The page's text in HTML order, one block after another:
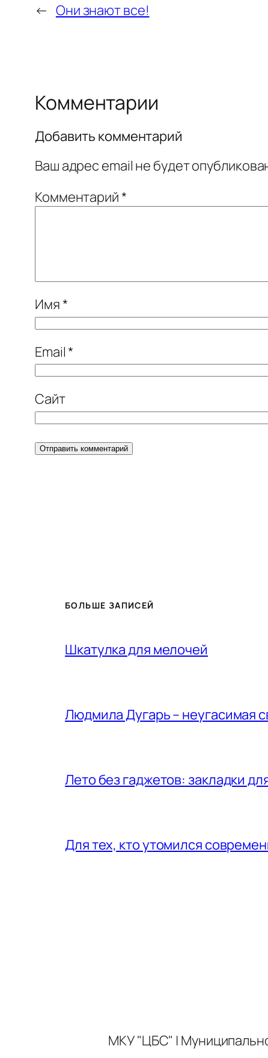
← Они знают все!
Комментарии
Добавить комментарий
Ваш адрес email не будет
Комментарий*
Имя*
Email*
Сайт
БОЛЬШЕ ЗАПИСЕЙ
Шкатулка для мелочей
Людмила Дугарь – неугасимая
Лето без гаджетов: закладки
Для тех, кто утомился
МКУ "ЦБС" |